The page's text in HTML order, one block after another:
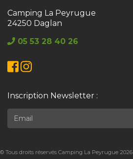
Camping La Peyrugue
24250 Daglan
05 53 28 40 26
Facebook
Instagram
Inscription Newsletter :
© Tous droits réservés Camping La Peyrugue 2026